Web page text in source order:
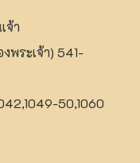
จ้า
พระเจ้า) 541-
50,1060